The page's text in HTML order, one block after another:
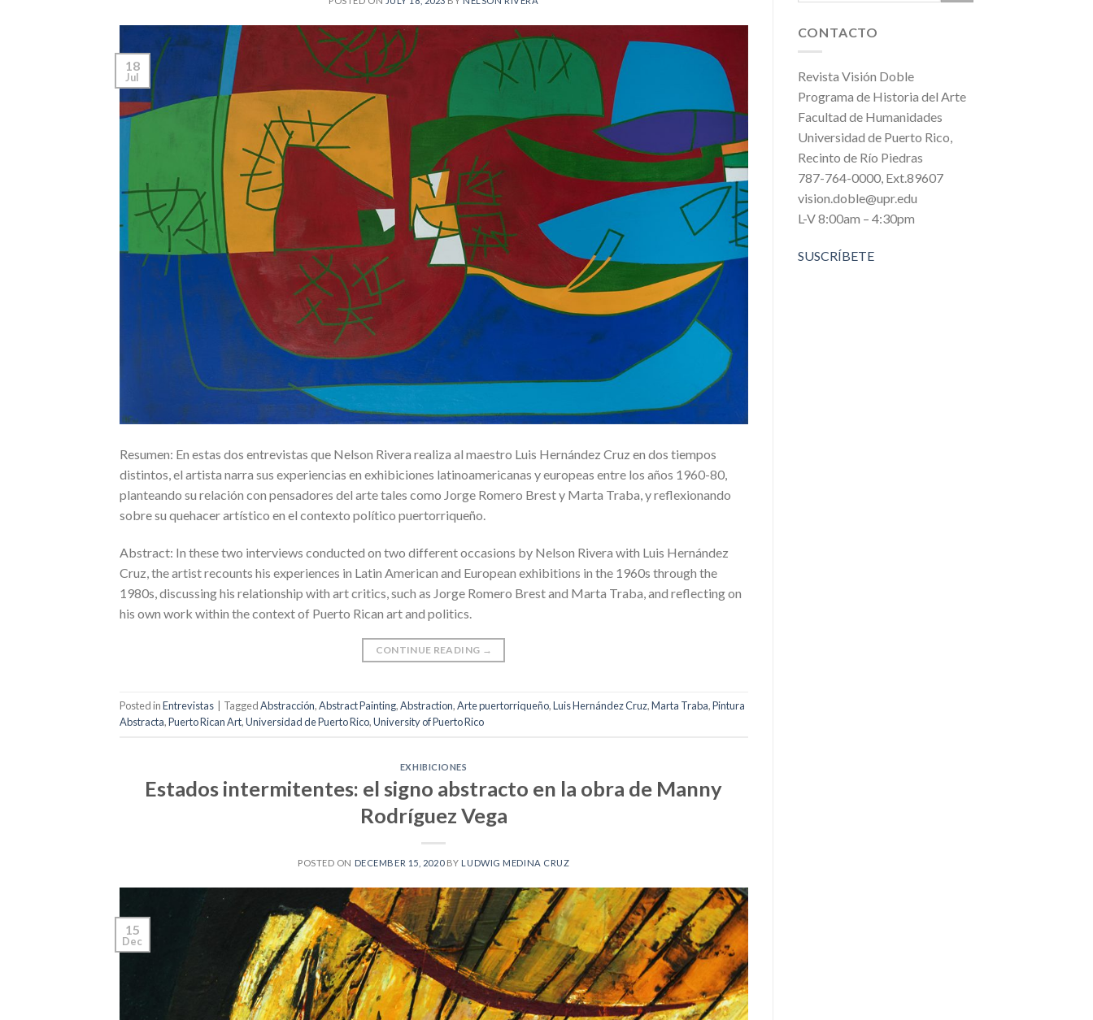
18
Jul
Resumen: En estas dos entrevistas que Nelson Rivera realiza al maestro Luis Hernández Cruz en dos tiempos
distintos, el artista narra sus experiencias en exhibiciones latinoamericanas y europeas entre los años 1960-80,
planteando su relación con pensadores del arte tales como Jorge Romero Brest y Marta Traba, y reflexionando
sobre su quehacer artístico en el contexto político puertorriqueño.
Abstract: In these two interviews conducted on two different occasions by Nelson Rivera with Luis Hernández
Cruz, the artist recounts his experiences in Latin American and European exhibitions in the 1960s through the
1980s, discussing his relationship with art critics, such as Jorge Romero Brest and Marta Traba, and reflecting on
his own work within the context of Puerto Rican art and politics.
CONTINUE READING →
Posted inEntrevistas TaggedAbstracción,Abstract Painting,Abstraction,Arte puertorriqueño,Luis Hernández Cruz,Marta Traba,Pintura
Abstracta,Puerto Rican Art,Universidad de Puerto Rico,University of Puerto Rico
EXHIBICIONES
Estados intermitentes: el signo abstracto en la obra de Manny
Rodríguez Vega
POSTED ON DECEMBER 15, 2020BY LUDWIG MEDINA CRUZ
15
Dec
CONTACTO
Revista Visión Doble
Programa de Historia del Arte
Facultad de Humanidades
Universidad de Puerto Rico,
Recinto de Río Piedras
787-764-0000, Ext.89607
vision.doble@upr.edu
L-V 8:00am – 4:30pm
SUSCRÍBETE